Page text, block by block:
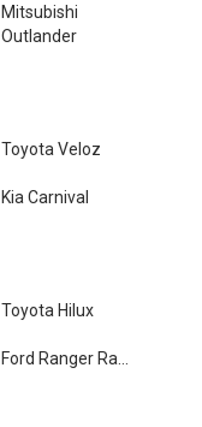
Mitsubishi
Outlander
Toyota Veloz
Kia Carnival
Toyota Hilux